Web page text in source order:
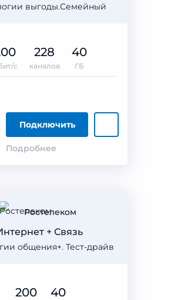
выгоды.Семейный
Подключить
Подробнее
с
228
каналов
40
ГБ
Ростелеком
общения+. Тест-драйв
+ Связь
200 40